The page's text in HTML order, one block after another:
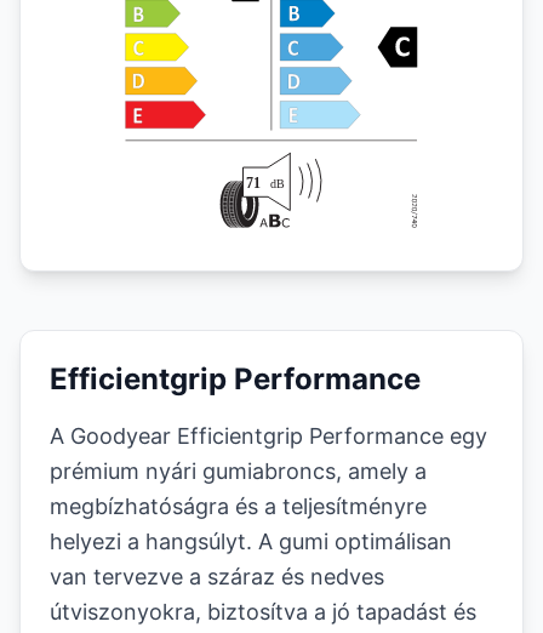
Efficientgrip Performance
A Goodyear Efficientgrip Performance egy
prémium nyári gumiabroncs, amely a
megbízhatóságra és a teljesítményre
helyezi a hangsúlyt. A gumi optimálisan
van tervezve a száraz és nedves
útviszonyokra, biztosítva a jó tapadást és